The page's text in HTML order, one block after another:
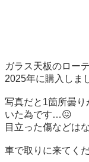
ガラス天板のロー
2025年に購入しま
写真だと1箇所曇
いた為です…😖
目立った傷などは
車で取りに来てく